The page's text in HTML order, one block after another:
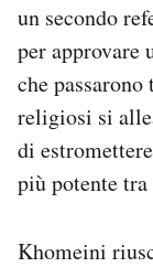
un secondo
per approvare
che
religiosi si
di
più potente tra
Khomeini